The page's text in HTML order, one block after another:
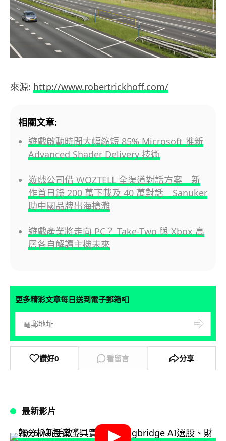
來源: http://www.robertrickhoff.com/
相關文章:
遊戲啟動時間大幅縮短 85% Microsoft 推新
Advanced Shader Delivery 技術
遊戲公司借 WOZTELL 全渠道對話方案 新
作首日錄 200 萬下載及 40 萬對話 Sanuker
助中國品牌出海搶灘
遊戲產業將走向 PC？ Take-Two 與 Xbox 高
層各自解讀主機未來
更多精彩文章每日送到電子郵箱📮
讚好0 看留言 分享
最新影片